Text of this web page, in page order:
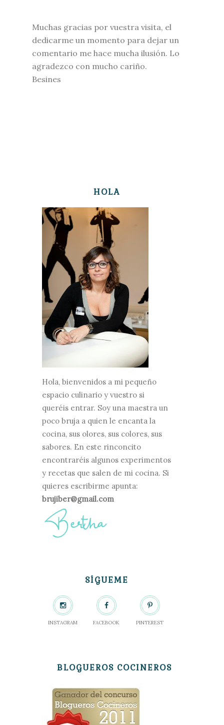
Muchas gracias por vuestra visita, el
dedicarme un momento para dejar un
comentario me hace mucha ilusión. Lo
agradezco con mucho cariño.
Besines
HOLA
Hola, bienvenidos a mi pequeño
espacio culinario y vuestro si
queréis entrar. Soy una maestra un
poco bruja a quien le encanta la
cocina, sus olores, sus colores, sus
sabores. En este rinconcito
encontraréis algunos experimentos
y recetas que salen de mi cocina. Si
quieres escribirme apunta:
brujiber@gmail.com
SÍGUEME
INSTAGRAM FACEBOOK PINTEREST
BLOGUEROS COCINEROS